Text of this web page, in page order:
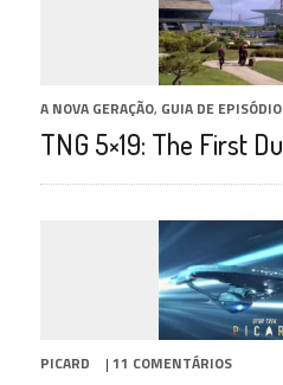
A NOVA GERAÇÃO, GUIA DE
TNG 5×19: The First
PICARD | 11 COMENTÁRIOS